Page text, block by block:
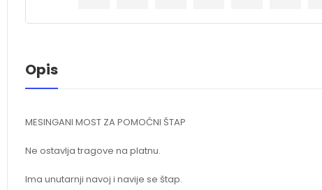
Opis
MESINGANI MOST ZA POMOĆNI ŠTAP
Ne ostavlja tragove na platnu.
Ima unutarnji navoj i navije se štap.